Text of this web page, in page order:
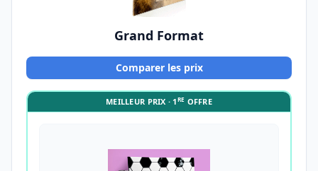
Grand Format
Comparer les prix
MEILLEUR PRIX · 1RE OFFRE